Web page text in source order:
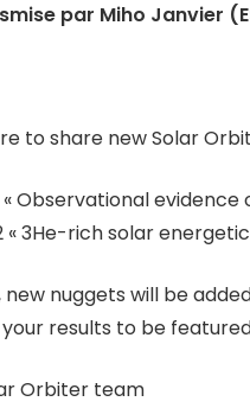
par Miho Janvier
to share new Solar
« Observational evidence
« 3He-rich solar
new nuggets will be
results to be
Orbiter team